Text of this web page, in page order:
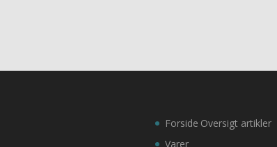
Forside
Varer
Oversigt artikler